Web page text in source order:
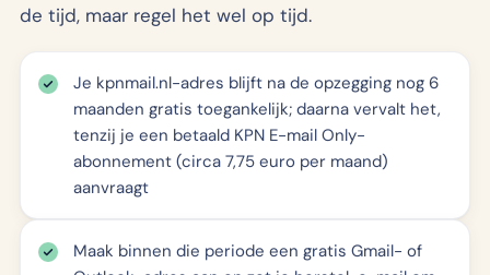
de tijd, maar regel het wel op tijd.
Je kpnmail.nl-adres blijft na de opzegging nog 6
maanden gratis toegankelijk; daarna vervalt het,
tenzij je een betaald KPN E-mail Only-
abonnement (circa 7,75 euro per maand)
aanvraagt
Maak binnen die periode een gratis Gmail- of